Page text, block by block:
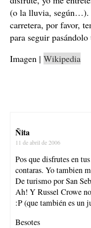
(o la lluvia, según…).
carretera, por favor,
para seguir
Imagen | Wikipedia
Ñita
11 de abril de 2006
Pos que disfrutes en
contaras. Yo tambien
De turismo por San
Ah! Y Russel Crowe
:P (que también es
Besotes